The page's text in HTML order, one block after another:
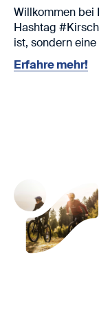
Willkommen bei
Hashtag
ist, sondern
Erfahre mehr!